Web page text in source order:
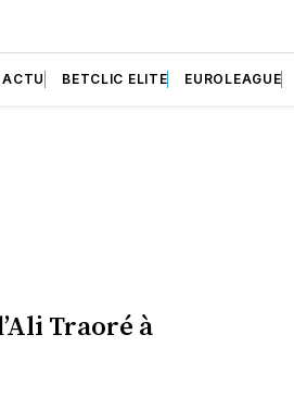
ACTU BETCLIC ELITE EUROLEAGUE
Traoré à